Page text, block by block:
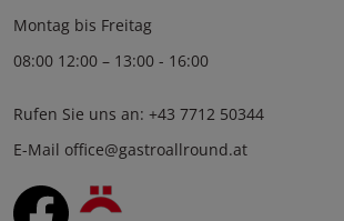
Montag bis Freitag
08:00 12:00 – 13:00 - 16:00
Rufen Sie uns an: +43 7712 50344
E-Mail office@gastroallround.at